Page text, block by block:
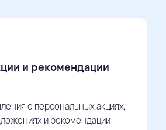
и рекомендации
о персональных акциях,
и рекомендации